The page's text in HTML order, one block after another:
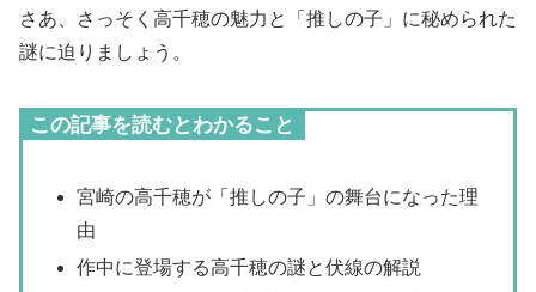
さあ、さっそく高千穂の魅力と「推しの子」に秘められた
謎に迫りましょう。
この記事を読むとわかること
宮崎の高千穂が「推しの子」の舞台になった理
由
作中に登場する高千穂の謎と伏線の解説